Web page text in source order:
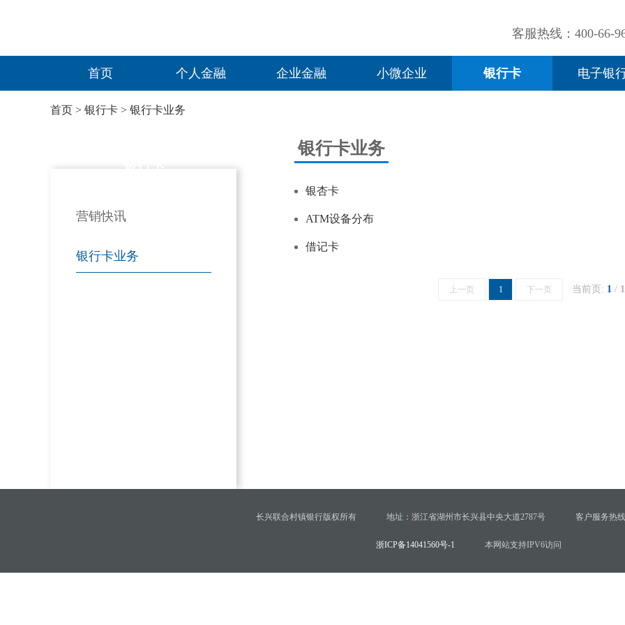
客服热线：400-66-
首页 个人金融 企业金融 小微企业 银行卡 电子银
首页 > 银行卡 > 银行卡业务
银行卡
营销快讯
银行卡业务
银行卡业务
银杏卡
ATM设备分布
借记卡
上一页 1 下一页 当前页: 1 / 1
长兴联合村镇银行版权所有 地址：浙江省湖州市长兴县中央大道2787号 客户服务热
浙ICP备14041560号-1 本网站支持IPV6访问